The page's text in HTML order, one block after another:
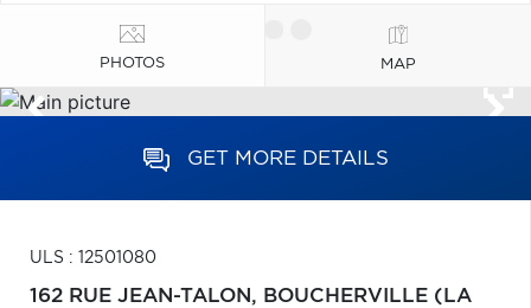
PHOTOS MAP
GET MORE DETAILS
ULS : 12501080
162 RUE JEAN-TALON, BOUCHERVILLE (LA